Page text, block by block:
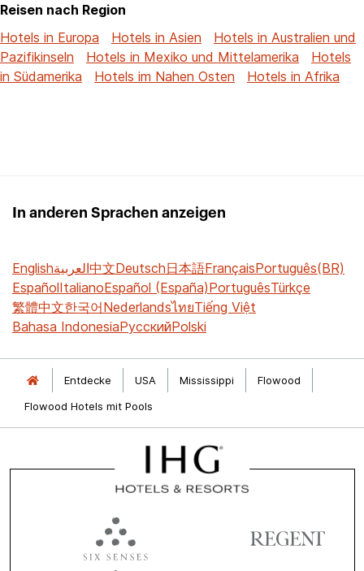
Reisen nach Region
Hotels in Europa
Hotels in Asien
Hotels in Australien und
Pazifikinseln
Hotels in Mexiko und Mittelamerika
Hotels
in Südamerika
Hotels im Nahen Osten Hotels in Afrika
In anderen Sprachen anzeigen
Englishالعربية中文Deutsch日本語FrançaisPortuguês(BR)
EspañolItalianoEspañol (España)PortuguêsTürkçe
繁體中文한국어NederlandsไทยTiếng Việt
Bahasa IndonesiaРусскийPolski
Entdecke USA Mississippi
Flowood
Flowood Hotels mit Pools